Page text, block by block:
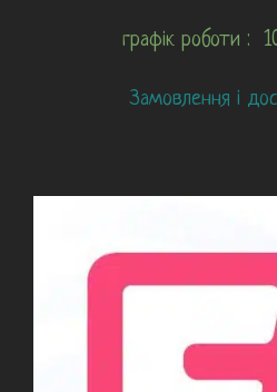
графік роботи :
Замовлення і